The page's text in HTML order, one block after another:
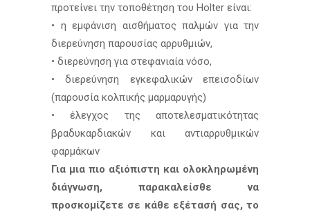
προτείνει την τοποθέτηση του Holter είναι:
• η εμφάνιση αισθήματος παλμών για την
διερεύνηση παρουσίας αρρυθμιών,
• διερεύνηση για στεφανιαία νόσο,
• διερεύνηση εγκεφαλικών επεισοδίων
(παρουσία κολπικής μαρμαρυγής)
• έλεγχος της αποτελεσματικότητας
βραδυκαρδιακών και αντιαρρυθμικών
φαρμάκων
Για μια πιο αξιόπιστη και ολοκληρωμένη
διάγνωση, παρακαλείσθε να
προσκομίζετε σε κάθε εξέτασή σας, το